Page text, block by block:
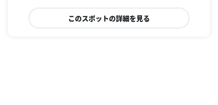
このスポットの詳細を見る